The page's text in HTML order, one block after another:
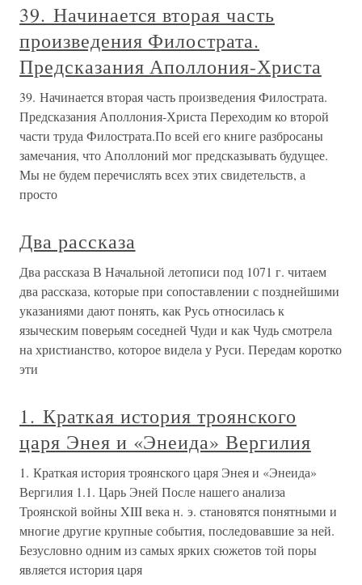
39. Начинается вторая часть
произведения Филострата.
Предсказания Аполлония-Христа
39. Начинается вторая часть произведения Филострата.
Предсказания Аполлония-Христа Переходим ко второй
части труда Филострата.По всей его книге разбросаны
замечания, что Аполлоний мог предсказывать будущее.
Мы не будем перечислять всех этих свидетельств, а
просто
Два рассказа
Два рассказа В Начальной летописи под 1071 г. читаем
два рассказа, которые при сопоставлении с позднейшими
указаниями дают понять, как Русь относилась к
языческим поверьям соседней Чуди и как Чудь смотрела
на христианство, которое видела у Руси. Передам коротко
эти
1. Краткая история троянского
царя Энея и «Энеида» Вергилия
1. Краткая история троянского царя Энея и «Энеида»
Вергилия 1.1. Царь Эней После нашего анализа
Троянской войны XIII века н. э. становятся понятными и
многие другие крупные события, последовавшие за ней.
Безусловно одним из самых ярких сюжетов той поры
является история царя